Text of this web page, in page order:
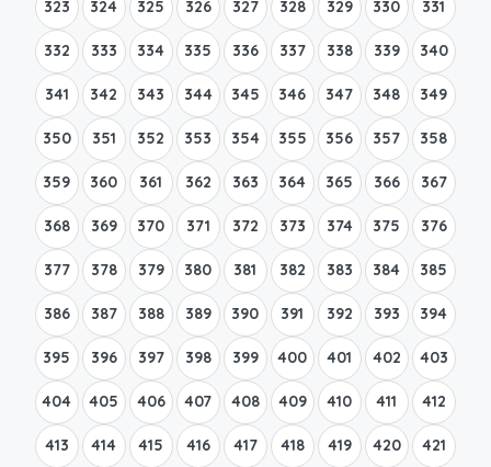
323 324 325 326 327 328 329 330 331
332 333 334 335 336 337 338 339 340
341 342 343 344 345 346 347 348 349
350 351 352 353 354 355 356 357 358
359 360 361 362 363 364 365 366 367
368 369 370 371 372 373 374 375 376
377 378 379 380 381 382 383 384 385
386 387 388 389 390 391 392 393 394
395 396 397 398 399 400 401 402 403
404 405 406 407 408 409 410 411 412
413 414 415 416 417 418 419 420 421